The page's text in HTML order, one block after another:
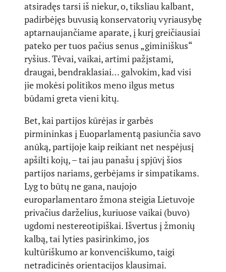
atsiradęs tarsi iš niekur, o, tiksliau kalbant,
padirbėjęs buvusią konservatorių vyriausybę
aptarnaujančiame aparate, į kurį greičiausiai
pateko per tuos pačius senus „giminiškus“
ryšius. Tėvai, vaikai, artimi pažįstami,
draugai, bendraklasiai… galvokim, kad visi
jie mokėsi politikos meno ilgus metus
būdami greta vieni kitų.
Bet, kai partijos kūrėjas ir garbės
pirmininkas į Euoparlamentą pasiunčia savo
anūką, partijoje kaip reikiant net nespėjusį
apšilti kojų, – tai jau panašu į spjūvį šios
partijos nariams, gerbėjams ir simpatikams.
Lyg to būtų ne gana, naujojo
europarlamentaro žmona steigia Lietuvoje
privačius darželius, kuriuose vaikai (buvo)
ugdomi nestereotipiškai. Išvertus į žmonių
kalbą, tai lyties pasirinkimo, jos
kultūriškumo ar konvenciškumo, taigi
netradicinės orientacijos klausimai.